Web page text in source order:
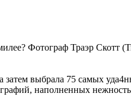
Фотограф Траэр Скотт
выбрала 75 самых
наполненных